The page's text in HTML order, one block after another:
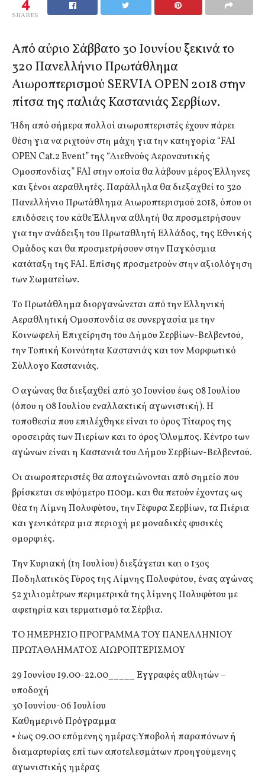
SHARES
Από αύριο Σάββατο 30 Ιουνίου ξεκινά το
32ο Πανελλήνιο Πρωτάθλημα
Αιωροπτερισμού SERVIA OPEN 2018 στην
πίτσα της παλιάς Καστανιάς Σερβίων.
Ήδη από σήμερα πολλοί αιωροπτεριστές έχουν πάρει
θέση για να ριχτούν στη μάχη για την κατηγορία “FAI
OPEN Cat.2 Event” της “Διεθνούς Αεροναυτικής
Ομοσπονδίας” FAI στην οποία θα λάβουν μέρος Έλληνες
και ξένοι αεραθλητές. Παράλληλα θα διεξαχθεί το 32ο
Πανελλήνιο Πρωτάθλημα Αιωροπτερισμού 2018, όπου οι
επιδόσεις του κάθε Έλληνα αθλητή θα προσμετρήσουν
για την ανάδειξη του Πρωταθλητή Ελλάδος, της Εθνικής
Ομάδος και θα προσμετρήσουν στην Παγκόσμια
κατάταξη της FAI. Επίσης προσμετρούν στην αξιολόγηση
των Σωματείων.
Το Πρωτάθλημα διοργανώνεται από την Ελληνική
Αεραθλητική Ομοσπονδία σε συνεργασία με την
Κοινωφελή Επιχείρηση του Δήμου Σερβίων-Βελβεντού,
την Τοπική Κοινότητα Καστανιάς και τον Μορφωτικό
Σύλλογο Καστανιάς.
Ο αγώνας θα διεξαχθεί από 30 Ιουνίου έως 08 Ιουλίου
(όπου η 08 Ιουλίου εναλλακτική αγωνιστική). Η
τοποθεσία που επιλέχθηκε είναι το όρος Τίταρος της
οροσειράς των Πιερίων και το όρος Όλυμπος. Κέντρο των
αγώνων είναι η Καστανιά του Δήμου Σερβίων-Βελβεντού.
Οι αιωροπτεριστές θα απογειώνονται από σημείο που
βρίσκεται σε υψόμετρο 1100μ. και θα πετούν έχοντας ως
θέα τη Λίμνη Πολυφύτου, την Γέφυρα Σερβίων, τα Πιέρια
και γενικότερα μια περιοχή με μοναδικές φυσικές
ομορφιές.
Την Κυριακή (1η Ιουλίου) διεξάγεται και ο 13ος
Ποδηλατικός Γύρος της Λίμνης Πολυφύτου, ένας αγώνας
52 χιλιομέτρων περιμετρικά της λίμνης Πολυφύτου με
αφετηρία και τερματισμό τα Σέρβια.
ΤΟ ΗΜΕΡΗΣΙΟ ΠΡΟΓΡΑΜΜΑ ΤΟΥ ΠΑΝΕΛΛΗΝΙΟΥ
ΠΡΩΤΑΘΛΗΜΑΤΟΣ ΑΙΩΡΟΠΤΕΡΙΣΜΟΥ
29 Ιουνίου 19.00-22.00_____ Εγγραφές αθλητών –
υποδοχή
30 Ιουνίου-06 Ιουλίου
Καθημερινό Πρόγραμμα
• έως 09.00 επόμενης ημέρας:Υποβολή παραπόνων ή
διαμαρτυρίας επί των αποτελεσμάτων προηγούμενης
αγωνιστικής ημέρας